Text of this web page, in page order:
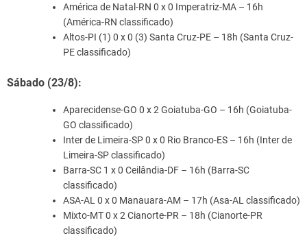
América de Natal-RN 0 x 0 Imperatriz-MA – 16h
(América-RN classificado)
Altos-PI (1) 0 x 0 (3) Santa Cruz-PE – 18h (Santa Cruz-
PE classificado)
Sábado (23/8):
Aparecidense-GO 0 x 2 Goiatuba-GO – 16h (Goiatuba-
GO classificado)
Inter de Limeira-SP 0 x 0 Rio Branco-ES – 16h (Inter de
Limeira-SP classificado)
Barra-SC 1 x 0 Ceilândia-DF – 16h (Barra-SC
classificado)
ASA-AL 0 x 0 Manauara-AM – 17h (Asa-AL classificado)
Mixto-MT 0 x 2 Cianorte-PR – 18h (Cianorte-PR
classificado)